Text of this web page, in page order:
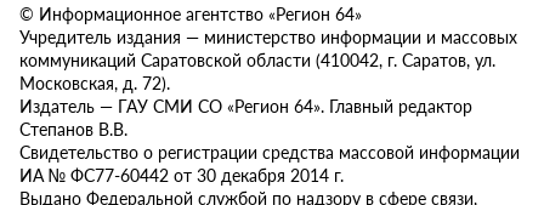
© Информационное агентство «Регион 64»
Учредитель издания — министерство информации и массовых
коммуникаций Саратовской области (410042, г. Саратов, ул.
Московская, д. 72).
Издатель — ГАУ СМИ СО «Регион 64». Главный редактор
Степанов В.В.
Свидетельство о регистрации средства массовой информации
ИА № ФС77-60442 от 30 декабря 2014 г.
Выдано Федеральной службой по надзору в сфере связи,